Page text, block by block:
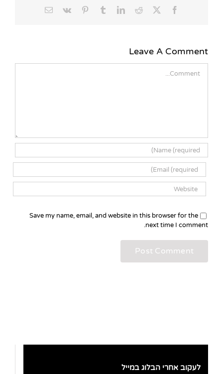
Facebook
X
Reddit
LinkedIn
Tumblr
Pinterest
Vk
Email
Leave A Comment
Save my name, email, and website in this browser for the
next time I comment.
לעקוב אחרי הבלוג במייל